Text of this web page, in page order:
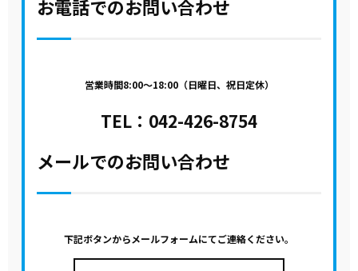
お電話でのお問い合わせ
営業時間8:00～18:00（日曜日、祝日定休）
TEL： 042-426-8754
メールでのお問い合わせ
下記ボタンからメールフォームにてご連絡ください。